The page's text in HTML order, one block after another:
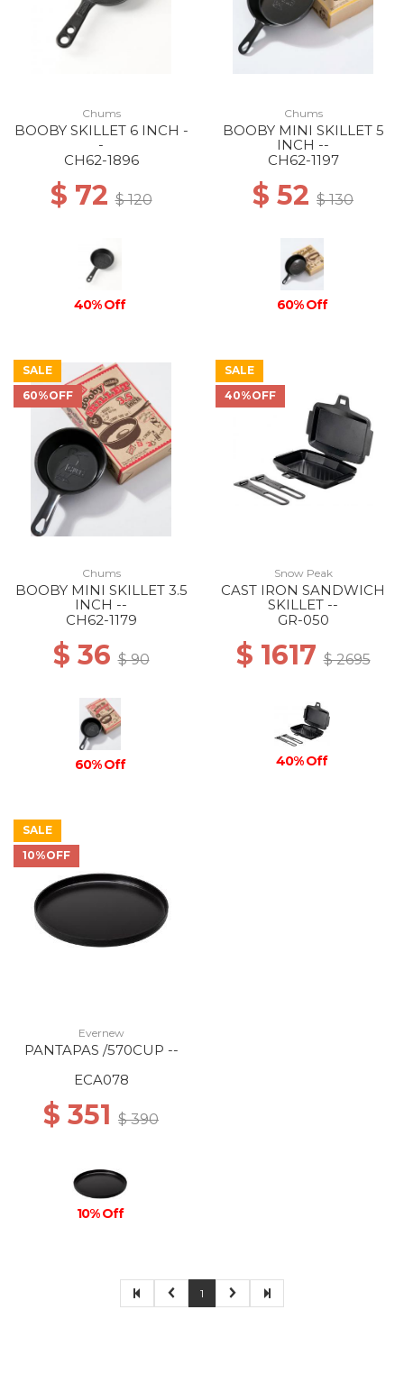
Chums
BOOBY SKILLET 6 INCH -
-
CH62-1896
$ 72$ 120
40% Off
Chums
BOOBY MINI SKILLET 5
INCH --
CH62-1197
$ 52 $ 130
60% Off
SALE
60%OFF
Chums
BOOBY MINI SKILLET 3.5
INCH --
CH62-1179
$ 36$ 90
60% Off
SALE
40%OFF
Snow Peak
CAST IRON SANDWICH
SKILLET --
GR-050
$ 1617$ 2695
40% Off
SALE
10%OFF
Evernew
PANTAPAS /570CUP --
ECA078
$ 351 $ 390
10% Off
1